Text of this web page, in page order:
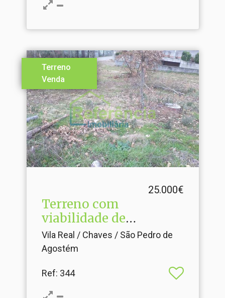
Terreno
Venda
25.000€
Terreno com
viabilidade de
Construção
Vila Real / Chaves / São Pedro de
Agostém
Ref: 344